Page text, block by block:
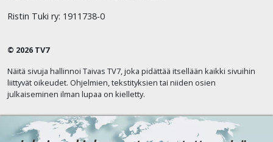
Ristin Tuki ry: 1911738-0
© 2026 TV7
Näitä sivuja hallinnoi Taivas TV7, joka pidättää itsellään kaikki sivuihin
liittyvät oikeudet. Ohjelmien, tekstityksien tai niiden osien
julkaiseminen ilman lupaa on kielletty.